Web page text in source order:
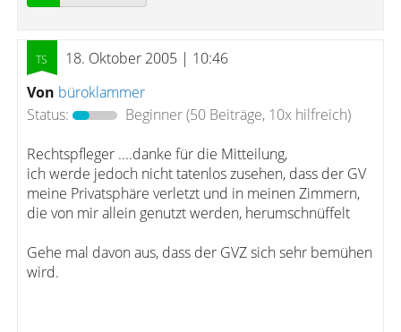
18. Oktober 2005 | 10:46
Von büroklammer
Status:
Beginner(50 Beiträge, 10x hilfreich)
Rechtspfleger ....danke für die Mitteilung,
ich werde jedoch nicht tatenlos zusehen, dass der GV
meine Privatsphäre verletzt und in meinen Zimmern,
die von mir allein genutzt werden, herumschnüffelt
Gehe mal davon aus, dass der GVZ sich sehr bemühen
wird.